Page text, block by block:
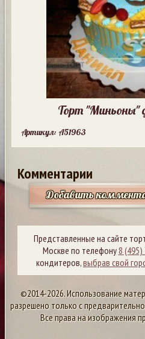
Торт "Миньоны"
Артикул: A51963
Комментарии
Добавить
Представленные на сайте
Москве по телефону8 (495)
кондитеров,выбрав свой
©2014-2026. Использование
разрешено только с
Все права на изображения